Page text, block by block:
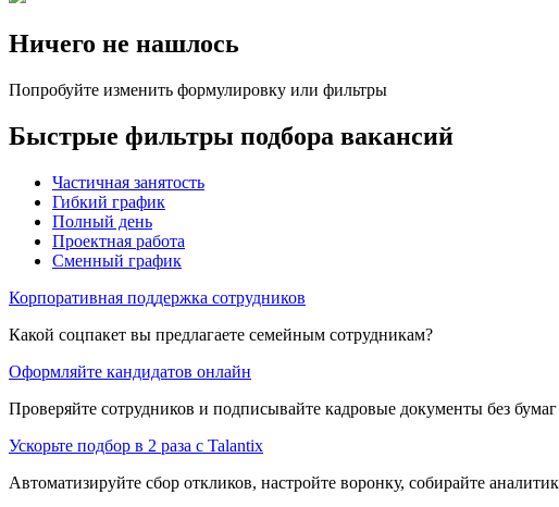
Ничего не нашлось
Попробуйте изменить формулировку или фильтры
Быстрые фильтры подбора вакансий
Частичная занятость
Гибкий график
Полный день
Проектная работа
Сменный график
Корпоративная поддержка сотрудников
Какой соцпакет вы предлагаете семейным сотрудникам?
Оформляйте кандидатов онлайн
Проверяйте сотрудников и подписывайте кадровые документы без
Ускорьте подбор в 2 раза с Talantix
Автоматизируйте сбор откликов, настройте воронку, собирайте